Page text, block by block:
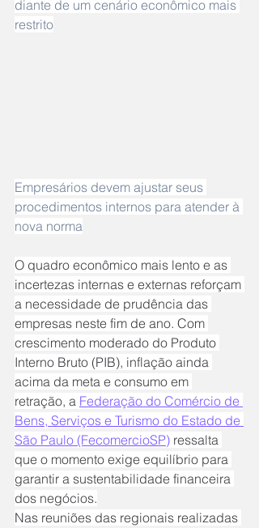
diante de um cenário econômico mais
restrito
Empresários devem ajustar seus
procedimentos internos para atender à
nova norma
O quadro econômico mais lento e as
incertezas internas e externas reforçam
a necessidade de prudência das
empresas neste fim de ano. Com
crescimento moderado do Produto
Interno Bruto (PIB), inflação ainda
acima da meta e consumo em
retração, a Federação do Comércio de
Bens, Serviços e Turismo do Estado de
São Paulo (FecomercioSP) ressalta
que o momento exige equilíbrio para
garantir a sustentabilidade financeira
dos negócios.
Nas reuniões das regionais realizadas